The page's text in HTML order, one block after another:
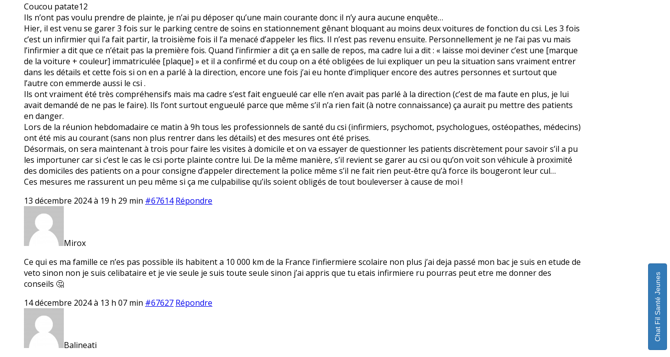
Coucou patate12
Ils n’ont pas voulu prendre de plainte, je n’ai pu déposer qu’une main courante donc il n’y aura aucune enquête…
Hier, il est venu se garer 3 fois sur le parking centre de soins en stationnement gênant bloquant au moins deux voitures de fonction du csi. Les 3 fois
c’est un infirmier qui l’a fait partir, la troisième fois il l’a menacé d’appeler les flics. Il n’est pas revenu ensuite. Personnellement je ne l’ai pas vu mais
l’infirmier a dit que ce n’était pas la première fois. Quand l’infirmier a dit ça en salle de repos, ma cadre lui a dit : « laisse moi deviner c’est une [marque
de la voiture + couleur] immatriculée [plaque] » et il a confirmé et du coup on a été obligées de lui expliquer un peu la situation sans vraiment entrer
dans les détails et cette fois si on en a parlé à la direction, encore une fois j’ai eu honte d’impliquer encore des autres personnes et surtout que
l’autre con emmerde aussi le csi .
Ils ont vraiment été très compréhensifs mais ma cadre s’est fait engueulé car elle n’en avait pas parlé à la direction (c’est de ma faute en plus, je lui
avait demandé de ne pas le faire). Ils l’ont surtout engueulé parce que même s’il n’a rien fait (à notre connaissance) ça aurait pu mettre des patients
en danger.
Lors de la réunion hebdomadaire ce matin à 9h tous les professionnels de santé du csi (infirmiers, psychomot, psychologues, ostéopathes, médecins)
ont été mis au courant (sans non plus rentrer dans les détails) et des mesures ont été prises.
Désormais, on sera maintenant à trois pour faire les visites à domicile et on va essayer de questionner les patients discrètement pour savoir s’il a pu
les importuner car si c’est le cas le csi porte plainte contre lui. De la même manière, s’il revient se garer au csi ou qu’on voit son véhicule à proximité
des domiciles des patients on a pour consigne d’appeler directement la police même s’il ne fait rien peut-être qu’à force ils bougeront leur cul…
Ces mesures me rassurent un peu même si ça me culpabilise qu’ils soient obligés de tout bouleverser à cause de moi !
13 décembre 2024 à 19 h 29 min #67614 Répondre
Mirox
Ce qui es ma famille ce n’es pas possible ils habitent a 10 000 km de la France l’infiermiere scolaire non plus j’ai deja passé mon bac je suis en etude de
veto sinon non je suis celibataire et je vie seule je suis toute seule sinon j’ai appris que tu etais infirmiere ru pourras peut etre me donner des
conseils 🤔
14 décembre 2024 à 13 h 07 min #67627 Répondre
Balineati
Chat Fil Santé Jeunes